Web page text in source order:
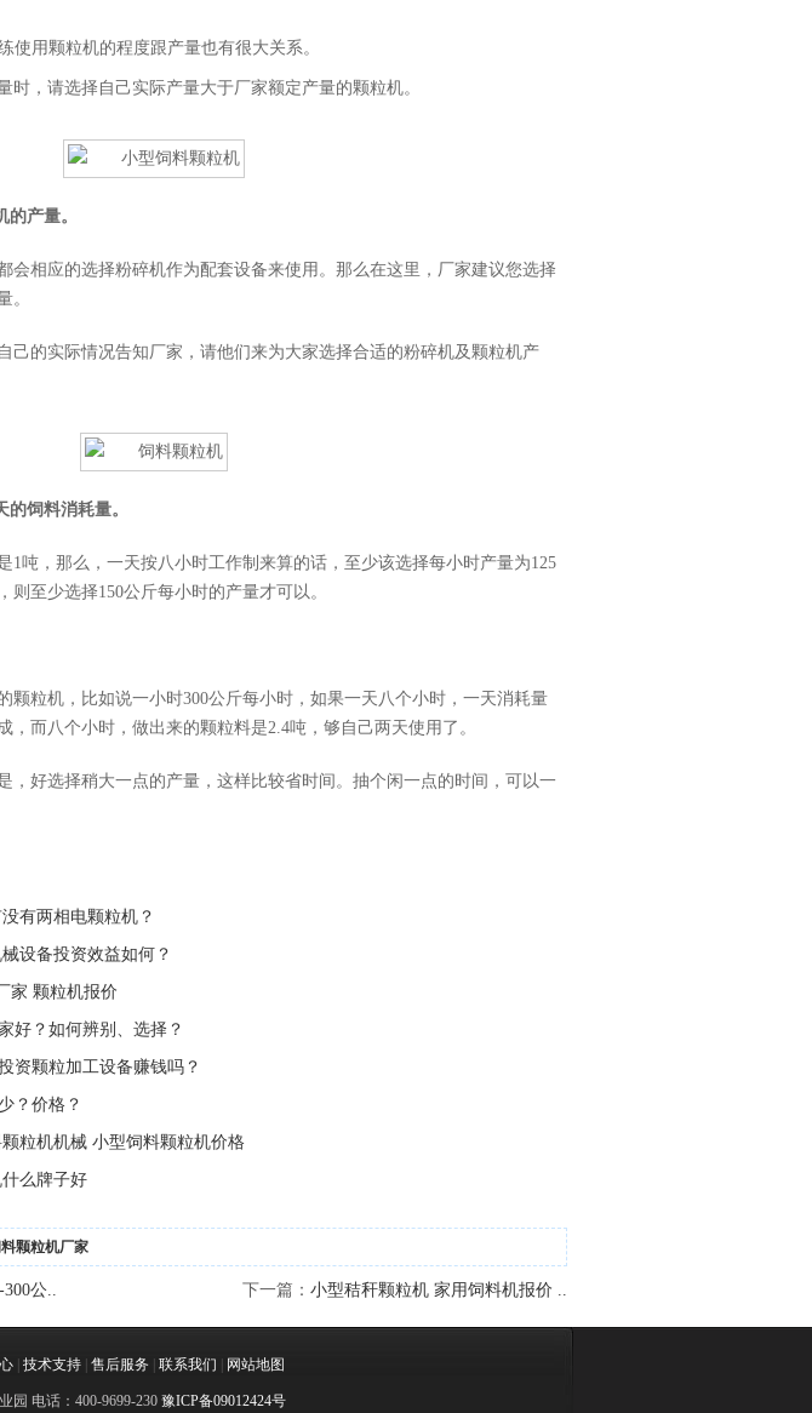
使用颗粒机的程度跟产量也有很大关系。
时，请选择自己实际产量大于厂家额定产量的颗粒机。
产量。
会相应的选择粉碎机作为配套设备来使用。那么在这里，厂家建议您选择
。
己的实际情况告知厂家，请他们来为大家选择合适的粉碎机及颗粒机产
饲料消耗量。
1吨，那么，一天按八小时工作制来算的话，至少该选择每小时产量为125
至少选择150公斤每小时的产量才可以。
颗粒机，比如说一小时300公斤每小时，如果一天八个小时，一天消耗量
而八个小时，做出来的颗粒料是2.4吨，够自己两天使用了。
，好选择稍大一点的产量，这样比较省时间。抽个闲一点的时间，可以一
有两相电颗粒机？
设备投资效益如何？
家 颗粒机报价
好？如何辨别、选择？
资颗粒加工设备赚钱吗？
？价格？
粒机机械 小型饲料颗粒机价格
么牌子好
颗粒机厂家
公.. 下一篇： 小型秸秆颗粒机 家用饲料机报价 ..
技术支持 售后服务 联系我们 网站地图
园 电话：400-9699-230 豫ICP备09012424号